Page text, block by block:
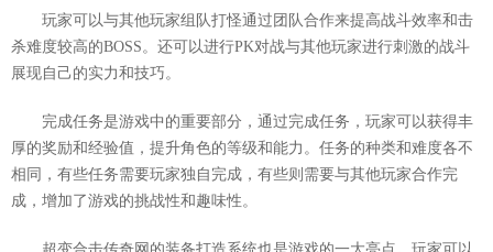
玩家可以与其他玩家组队打怪通过团队合作来提高战斗效率和击
杀难度较高的BOSS。还可以进行PK对战与其他玩家进行刺激的战斗
展现自己的实力和技巧。
完成任务是游戏中的重要部分，通过完成任务，玩家可以获得丰
厚的奖励和经验值，提升角色的等级和能力。任务的种类和难度各不
相同，有些任务需要玩家独自完成，有些则需要与其他玩家合作完
成，增加了游戏的挑战性和趣味性。